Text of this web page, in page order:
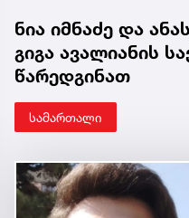
ნია იმნაძე და
გიგა ავალიანის
წარედგინათ
სამართალი